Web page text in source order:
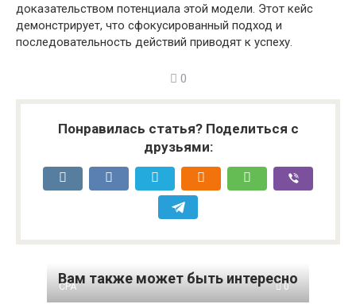
доказательством потенциала этой модели. Этот кейс
демонстрирует, что сфокусированный подход и
последовательность действий приводят к успеху.
0
Понравилась статья? Поделиться с
друзьями:
Вам также может быть интересно
CPA 0